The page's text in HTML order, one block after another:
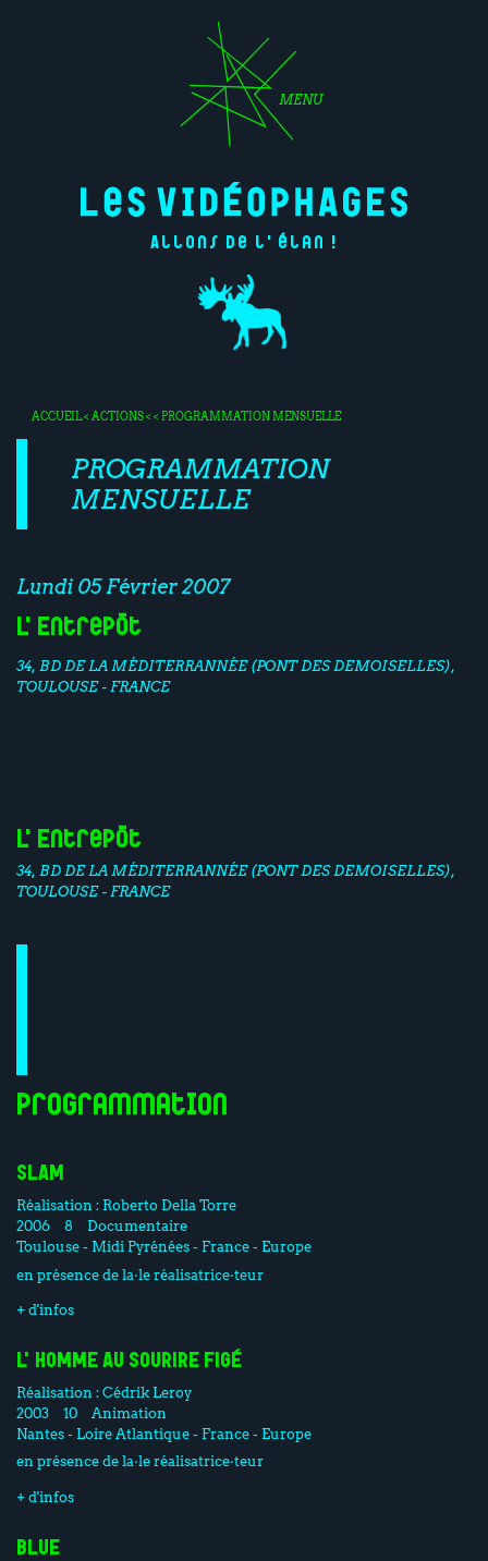
MENU
Allons de l'élan !
ACCUEIL<ACTIONS< < PROGRAMMATION MENSUELLE
PROGRAMMATION
MENSUELLE
Lundi 05 Février 2007
L'Entrepôt
34, BD DE LA MÉDITERRANNÉE (PONT DES DEMOISELLES),
TOULOUSE - FRANCE
L'Entrepôt
34, BD DE LA MÉDITERRANNÉE (PONT DES DEMOISELLES),
TOULOUSE - FRANCE
Programmation
SLAM
Réalisation : Roberto Della Torre
2006
8
Documentaire
Toulouse - Midi Pyrénées - France - Europe
en présence de la·le réalisatrice·teur
+ d'infos
L'HOMME AU SOURIRE FIGÉ
Réalisation :Cédrik Leroy
2003
10
Animation
Nantes - Loire Atlantique - France - Europe
en présence de la·le réalisatrice·teur
+ d'infos
BLUE